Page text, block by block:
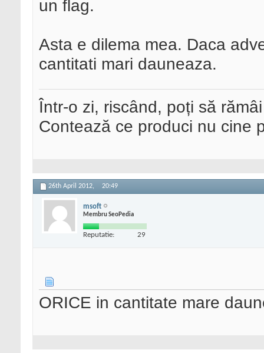
un flag.
Asta e dilema mea. Daca
cantitati mari dauneaza.
Într-o zi, riscând, poți să
Contează ce produci nu cine
26th April 2012, 20:49
msoft
Membru SeoPedia
Reputatie: 29
ORICE in cantitate mare